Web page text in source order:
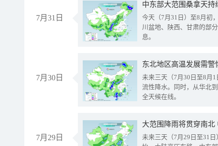
7月31日
中东部大范围桑拿天
今天（7月31日）至8月初
川盆地、陕西、甘肃的部
息。
7月30日
东北地区高温发展需
未来三天（7月30日至8月
流性降水。同时，从华北
全天候在线。
7月29日
大范围降雨将贯穿南
未来三天（7月29日至31